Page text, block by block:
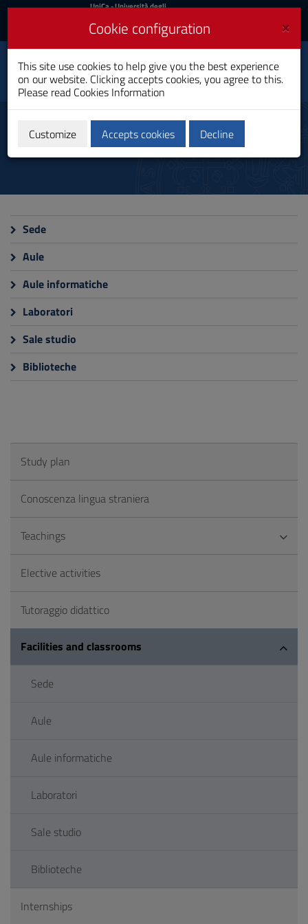
Skip
Content
to
Go
Footer
UniCa
Login
UniCa- Università degli
Login UniCA News
Toggle
navigation
Pedagogical Science
and Educational
Processes
Master's Degree
Facilities and classrooms
Sede
Aule
Aule informatiche
Laboratori
Sale studio
Biblioteche
Study plan
Conoscenza lingua straniera
Teachings
Elective activities
Tutoraggio didattico
Facilities and classrooms
Sede
Aule
Aule informatiche
Laboratori
Sale studio
Biblioteche
Internships
×
Cookie configuration
This site use cookies to help give you the best experience
on our website. Clicking accepts cookies, you agree to this.
Please read Cookies Information
Customize Accepts cookies Decline